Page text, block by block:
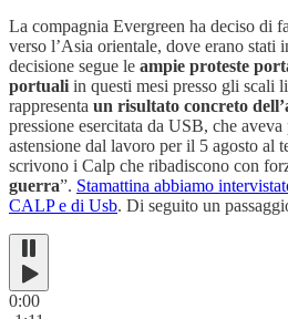
La compagnia Evergreen ha deciso di
verso l’Asia orientale, dove erano stati
decisione segue le ampie proteste
portuali in questi mesi presso gli scali
rappresenta un risultato concreto
pressione esercitata da USB, che
astensione dal lavoro per il 5 agosto al
scrivono i Calp che ribadiscono con
guerra”. Stamattina abbiamo
CALP e di Usb. Di seguito un
0:00